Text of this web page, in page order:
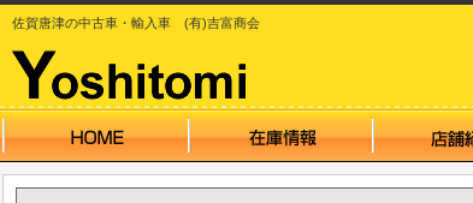
佐賀唐津の中古車・輸入車 (有)吉富商会